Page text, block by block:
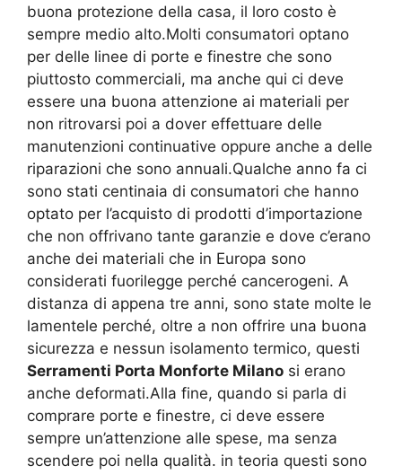
buona protezione della casa, il loro costo è
sempre medio alto.Molti consumatori optano
per delle linee di porte e finestre che sono
piuttosto commerciali, ma anche qui ci deve
essere una buona attenzione ai materiali per
non ritrovarsi poi a dover effettuare delle
manutenzioni continuative oppure anche a delle
riparazioni che sono annuali.Qualche anno fa ci
sono stati centinaia di consumatori che hanno
optato per l’acquisto di prodotti d’importazione
che non offrivano tante garanzie e dove c’erano
anche dei materiali che in Europa sono
considerati fuorilegge perché cancerogeni. A
distanza di appena tre anni, sono state molte le
lamentele perché, oltre a non offrire una buona
sicurezza e nessun isolamento termico, questi
Serramenti Porta Monforte Milano si erano
anche deformati.Alla fine, quando si parla di
comprare porte e finestre, ci deve essere
sempre un’attenzione alle spese, ma senza
scendere poi nella qualità. in teoria questi sono